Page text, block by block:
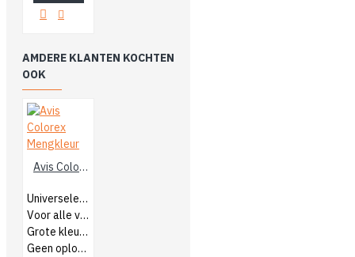
AMDERE KLANTEN KOCHTEN
OOK
Avis Colorex Mengkleur
Universele mengkleuren
Voor alle verven en lakken
Grote kleurkracht
Geen oplosmiddelen